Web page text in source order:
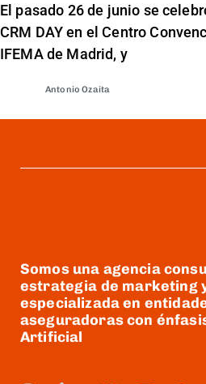
El pasado 26 de junio se
CRM DAY en el Centro
IFEMA de Madrid, y
Antonio Ozaita
Somos una agencia
estrategia de marketing
especializada en
aseguradoras con
Artificial